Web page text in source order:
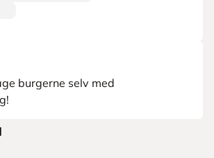
burgerne selv med